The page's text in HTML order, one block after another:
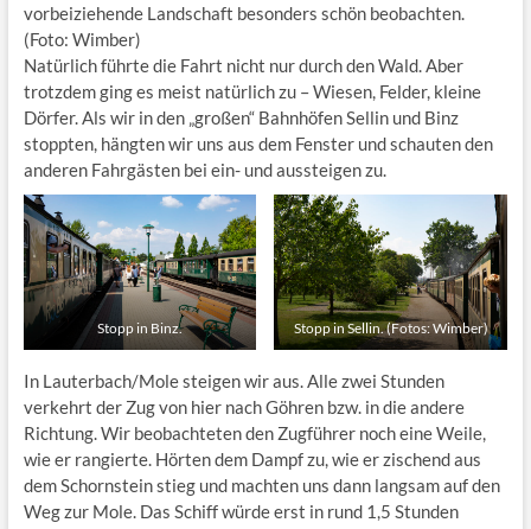
vorbeiziehende Landschaft besonders schön beobachten.
(Foto: Wimber)
Natürlich führte die Fahrt nicht nur durch den Wald. Aber
trotzdem ging es meist natürlich zu – Wiesen, Felder, kleine
Dörfer. Als wir in den „großen“ Bahnhöfen Sellin und Binz
stoppten, hängten wir uns aus dem Fenster und schauten den
anderen Fahrgästen bei ein- und aussteigen zu.
Stopp in Binz. Stopp in Sellin. (Fotos: Wimber)
In Lauterbach/Mole steigen wir aus. Alle zwei Stunden
verkehrt der Zug von hier nach Göhren bzw. in die andere
Richtung. Wir beobachteten den Zugführer noch eine Weile,
wie er rangierte. Hörten dem Dampf zu, wie er zischend aus
dem Schornstein stieg und machten uns dann langsam auf den
Weg zur Mole. Das Schiff würde erst in rund 1,5 Stunden